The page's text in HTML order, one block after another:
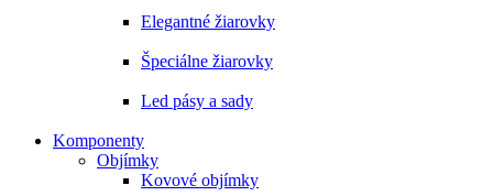
Elegantné žiarovky
Špeciálne žiarovky
Led pásy a sady
Komponenty
Objímky
Kovové objímky